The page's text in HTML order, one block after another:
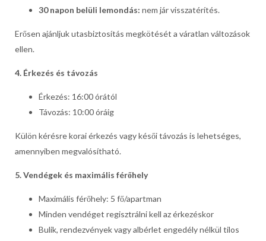
30 napon belüli lemondás: nem jár visszatérítés.
Erősen ajánljuk utasbiztosítás megkötését a váratlan változások
ellen.
4. Érkezés és távozás
Érkezés: 16:00 órától
Távozás: 10:00 óráig
Külön kérésre korai érkezés vagy késői távozás is lehetséges,
amennyiben megvalósítható.
5. Vendégek és maximális férőhely
Maximális férőhely: 5 fő/apartman
Minden vendéget regisztrálni kell az érkezéskor
Bulik, rendezvények vagy albérlet engedély nélkül tilos